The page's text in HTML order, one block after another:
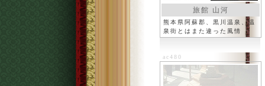
旅館 山河
熊本県阿蘇郡、黒川温泉、温
泉街とはまた違った風情
ac480